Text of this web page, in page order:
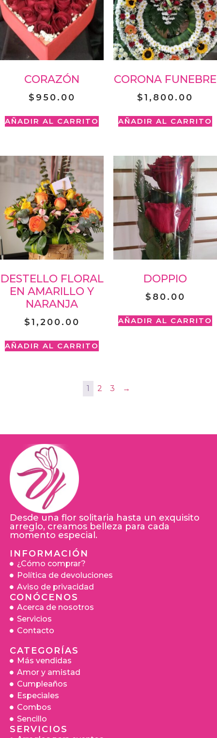
CORAZÓN
$ 950.00
AÑADIR AL CARRITO
CORONA FUNEBRE
$1,800.00
AÑADIR AL CARRITO
DESTELLO FLORAL
EN AMARILLO Y
NARANJA
$1,200.00
AÑADIR AL CARRITO
DOPPIO
$ 80.00
AÑADIR AL CARRITO
1 2 3 →
Desde una flor solitaria hasta un exquisito
arreglo, creamos belleza para cada
momento especial.
INFORMACIÓN
¿Cómo comprar?
Política de devoluciones
Aviso de privacidad
CONÓCENOS
Acerca de nosotros
Servicios
Contacto
CATEGORÍAS
Más vendidas
Amor y amistad
Cumpleaños
Especiales
Combos
Sencillo
SERVICIOS